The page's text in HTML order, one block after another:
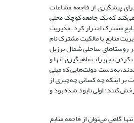
پیشگیری از فاجعه مشاعات
می‌کند که یک جامعه کوچک محلی
که گاهی می‌توان از فاجعه منابع مشترک احتراز کرد. مدیریت
منابع با مالکیت مشترک نام
680). در روستاهای ساحلی شمال برزیل
تجهیزات ماهیگیری آنها و
می‌شدند، به‌دست دولت‌هایی که میلی
بر اینکه چه کسانی چه‌چیزی از
کنند: اولی نابود شده بود و
گاهی می‌توان از فاجعه منابع